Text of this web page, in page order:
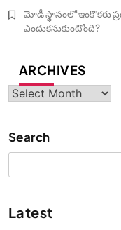
మోడీ స్థానంలో ఇంకొకరు
ఎందుకనుకుంటోంది?
ARCHIVES
Archives
Search
Latest